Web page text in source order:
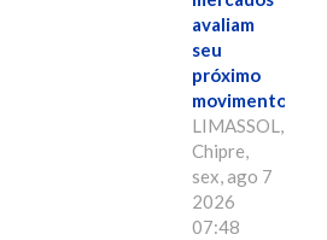
avaliam
seu
próximo
movimento.
LIMASSOL,
Chipre,
sex, ago 7
2026
07:48